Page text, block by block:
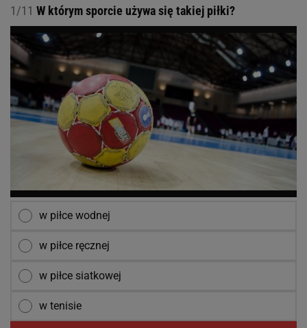
1/11 W którym sporcie używa się takiej piłki?
w piłce wodnej
w piłce ręcznej
w piłce siatkowej
w tenisie